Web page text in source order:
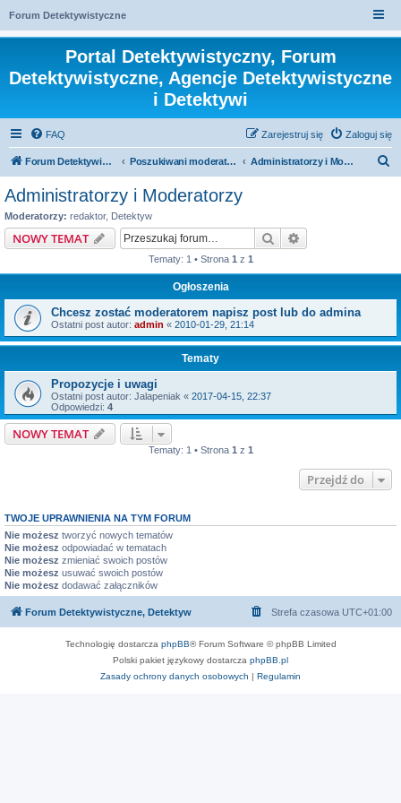
Forum Detektywistyczne
Portal Detektywistyczny, Forum
Detektywistyczne, Agencje Detektywistyczne
i Detektywi
FAQ Zaloguj się
Zarejestruj się
Forum Detektywistyczne, Detektyw Poszukiwani moderatorzy Administratorzy i Moderatorzy
Administratorzy i Moderatorzy
Moderatorzy: redaktor, Detektyw
NOWY TEMAT Szukaj
Tematy: 1 • Strona 1 z 1
Ogłoszenia
Chcesz zostać moderatorem napisz post lub do admina
Ostatni post autor: admin « 2010-01-29, 21:14
Tematy
Propozycje i uwagi
Ostatni post autor: Jalapeniak « 2017-04-15, 22:37
Odpowiedzi: 4
NOWY TEMAT
Tematy: 1 • Strona 1 z 1
Przejdź do
TWOJE UPRAWNIENIA NA TYM FORUM
Nie możesz tworzyć nowych tematów
Nie możesz odpowiadać w tematach
Nie możesz zmieniać swoich postów
Nie możesz usuwać swoich postów
Nie możesz dodawać załączników
Forum Detektywistyczne, Detektyw Strefa czasowa UTC+01:00
Technologię dostarcza phpBB® Forum Software © phpBB Limited
Polski pakiet językowy dostarcza phpBB.pl
Zasady ochrony danych osobowych | Regulamin